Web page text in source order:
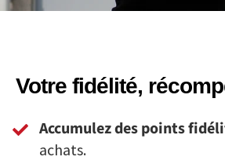
Votre fidélité,
Accumulez des points
achats.